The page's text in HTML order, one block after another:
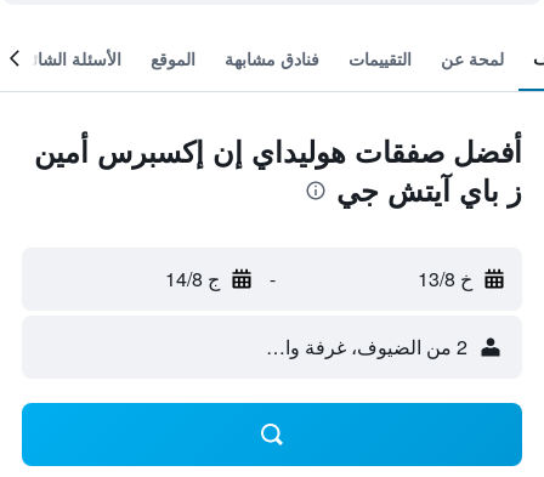
لمحة عن التقييمات فنادق مشابهة الموقع الأسئلة الشائعة
أفضل صفقات هوليداي إن إكسبرس أمين
ز باي آيتش جي
خ 13/8 - ج 14/8
2 من الضيوف، غرفة واحدة